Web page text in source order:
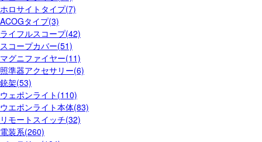
ホロサイトタイプ(7)
ACOGタイプ(3)
ライフルスコープ(42)
スコープカバー(51)
マグニファイヤー(11)
照準器アクセサリー(6)
銃架(53)
ウェポンライト(110)
ウエポンライト本体(83)
リモートスイッチ(32)
電装系(260)